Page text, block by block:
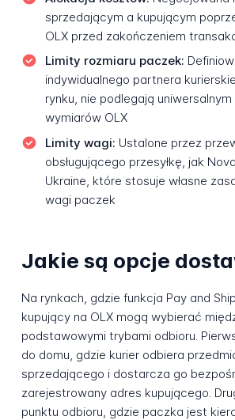
sprzedającym a kupującym
OLX przed zakończeniem
Limity rozmiaru paczek:
indywidualnego partnera
rynku, nie podlegają
wymiarów OLX
Limity wagi: Ustalone przez
obsługującego przesyłkę, jak
Ukraine, które stosuje własne
wagi paczek
Jakie są opcje
Na rynkach, gdzie funkcja Pay and
kupujący na OLX mogą wybierać
podstawowymi trybami odbioru.
do domu, gdzie kurier odbiera
sprzedającego i dostarcza go
zarejestrowany adres kupującego.
punktu odbioru, gdzie paczka jest